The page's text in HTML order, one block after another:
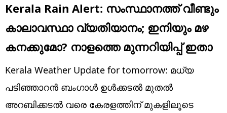
Business
Education
Lifestyle
world
Kerala Rain Alert: സംസ്ഥാനത്ത് വീണ്ടും
കാലാവസ്ഥാ വ്യതിയാനം; ഇനിയും മഴ
കനക്കുമോ? നാളത്തെ മുന്നറിയിപ്പ് ഇതാ
Kerala Weather Update for tomorrow: മധ്യ
പടിഞ്ഞാറൻ ബംഗാൾ ഉൾക്കടൽ മുതൽ
അറബിക്കടൽ വരെ കേരളത്തിന് മുകളിലൂടെ